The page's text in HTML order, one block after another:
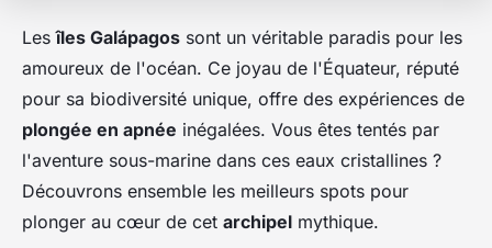
Lesîles Galápagos sont un véritable paradis pour les
amoureux de l'océan. Ce joyau de l'Équateur, réputé
pour sa biodiversité unique, offre des expériences de
plongée en apnée inégalées. Vous êtes tentés par
l'aventure sous-marine dans ces eaux cristallines ?
Découvrons ensemble les meilleurs spots pour
plonger au cœur de cet archipel mythique.